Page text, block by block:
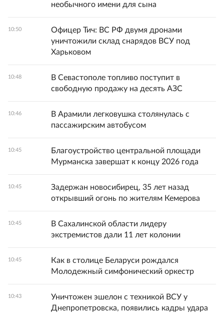
необычного имени для сына
10:50
Офицер Тич: ВС РФ двумя дронами
уничтожили склад снарядов ВСУ под
Харьковом
10:48
В Севастополе топливо поступит в
свободную продажу на десять АЗС
10:46
В Арамили легковушка столянулась с
пассажирским автобусом
10:45
Благоустройство центральной площади
Мурманска завершат к концу 2026 года
10:45
Задержан новосибирец, 35 лет назад
открывший огонь по жителям Кемерова
10:45
В Сахалинской области лидеру
экстремистов дали 11 лет колонии
10:45
Как в столице Беларуси рождался
Молодежный симфонический оркестр
10:43
Уничтожен эшелон с техникой ВСУ у
Днепропетровска, появились кадры удара